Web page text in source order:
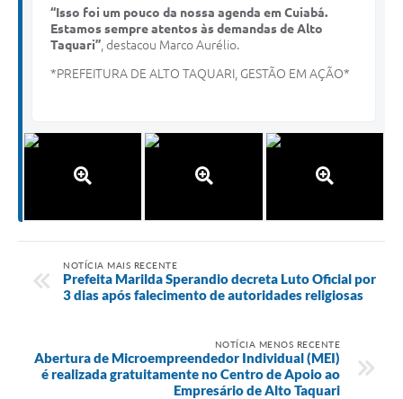
“Isso foi um pouco da nossa agenda em Cuiabá.
Estamos sempre atentos às demandas de Alto
Taquari” , destacou Marco Aurélio.
*PREFEITURA DE ALTO TAQUARI, GESTÃO EM AÇÃO*
NOTÍCIA MAIS RECENTE
Prefeita Marilda Sperandio decreta Luto Oficial por
3 dias após falecimento de autoridades religiosas
NOTÍCIA MENOS RECENTE
Abertura de Microempreendedor Individual (MEI)
é realizada gratuitamente no Centro de Apoio ao
Empresário de Alto Taquari